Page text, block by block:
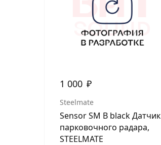
1 000 ₽
Steelmate
Sensor SM B black Датчик
парковочного радара,
STEELMATE